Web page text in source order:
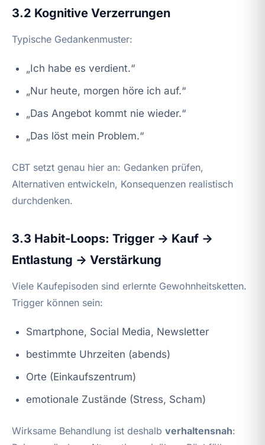
3.2 Kognitive Verzerrungen
Typische Gedankenmuster:
„Ich habe es verdient.“
„Nur heute, morgen höre ich auf.“
„Das Angebot kommt nie wieder.“
„Das löst mein Problem.“
CBT setzt genau hier an: Gedanken prüfen,
Alternativen entwickeln, Konsequenzen realistisch
durchdenken.
3.3 Habit-Loops: Trigger → Kauf →
Entlastung → Verstärkung
Viele Kaufepisoden sind erlernte Gewohnheitsketten.
Trigger können sein:
Smartphone, Social Media, Newsletter
bestimmte Uhrzeiten (abends)
Orte (Einkaufszentrum)
emotionale Zustände (Stress, Scham)
Wirksame Behandlung ist deshalb verhaltensnah: